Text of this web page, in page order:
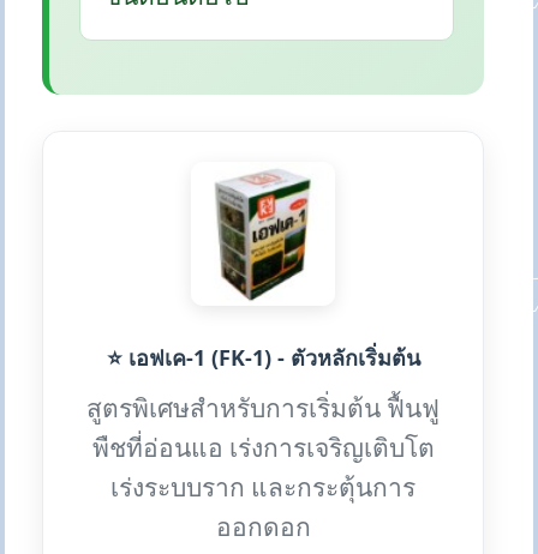
⭐ เอฟเค-1 (FK-1) - ตัวหลักเริ่มต้น
สูตรพิเศษสำหรับการเริ่มต้น ฟื้นฟู
พืชที่อ่อนแอ เร่งการเจริญเติบโต
เร่งระบบราก และกระตุ้นการ
ออกดอก